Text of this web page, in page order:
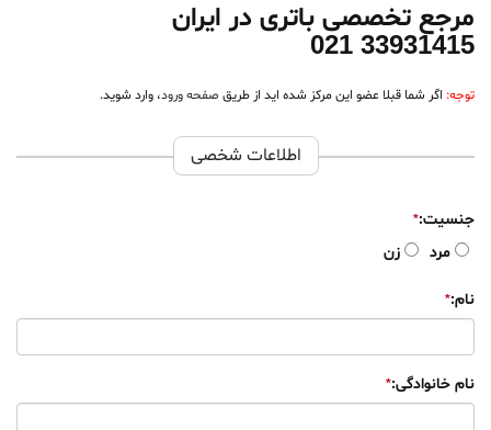
مرجع تخصصی باتری در ایران
33931415 021
توجه: اگر شما قبلا عضو این مرکز شده اید از طریق صفحه ورود، وارد شوید.
اطلاعات شخصی
جنسیت:
مرد
زن
نام:
نام خانوادگی: